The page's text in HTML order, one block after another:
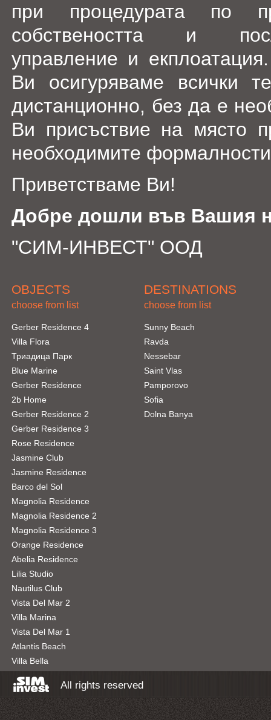
при процедурата по
собствеността и
управление и
Ви осигуряваме всички
дистанционно, без да е
Ви присъствие на място
необходимите
Приветстваме Ви!
Добре дошли във Вашия
"СИМ-ИНВЕСТ" ООД
OBJECTS
choose from list
Gerber Residence 4
Villa Flora
Триадица Парк
Blue Marine
Gerber Residence
2b Home
Gerber Residence 2
Gerber Residence 3
Rose Residence
Jasmine Club
Jasmine Residence
Barco del Sol
Magnolia Residence
Magnolia Residence 2
Magnolia Residence 3
Orange Residence
Abelia Residence
Lilia Studio
Nautilus Club
Vista Del Mar 2
Villa Marina
Vista Del Mar 1
Atlantis Beach
Villa Bella
DESTINATIONS
choose from list
Sunny Beach
Ravda
Nessebar
Saint Vlas
Pamporovo
Sofia
Dolna Banya
All rights reserved